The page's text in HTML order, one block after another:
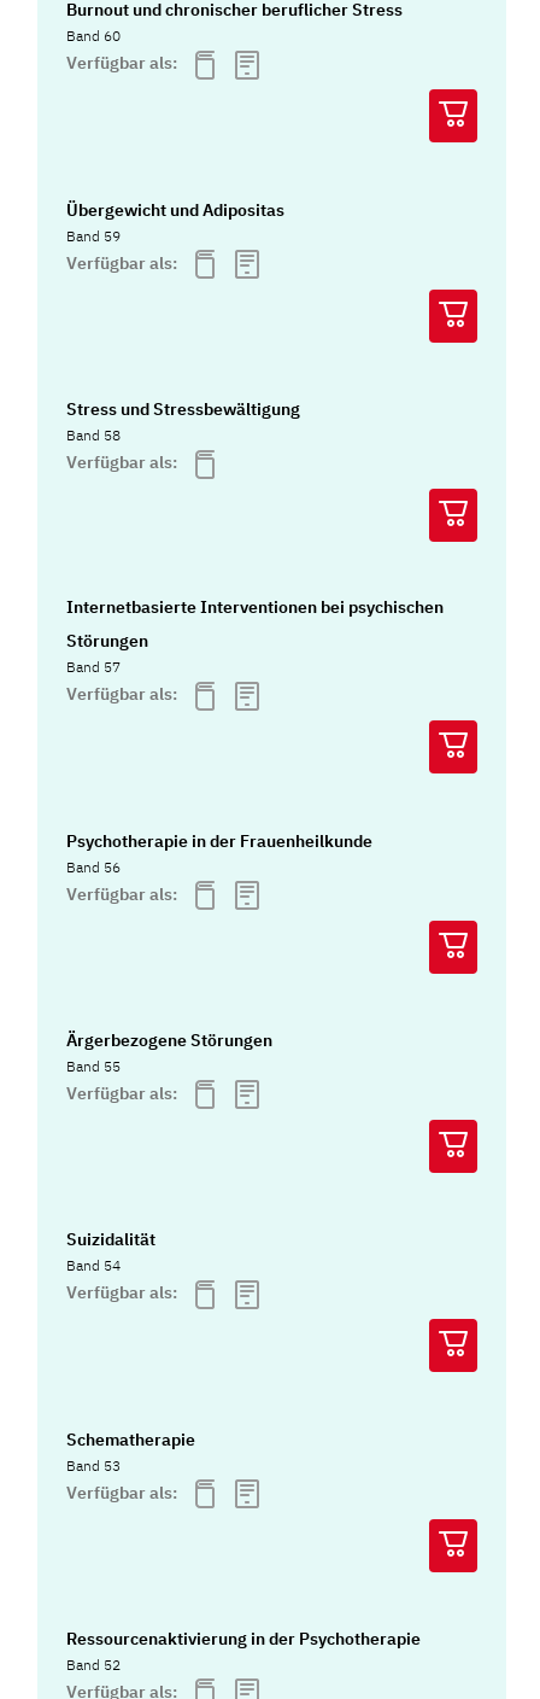
Burnout und chronischer beruflicher Stress
Band 60
Verfügbar als:
Übergewicht und Adipositas
Band 59
Verfügbar als:
Stress und Stressbewältigung
Band 58
Verfügbar als:
Internetbasierte Interventionen bei psychischen
Störungen
Band 57
Verfügbar als:
Psychotherapie in der Frauenheilkunde
Band 56
Verfügbar als:
Ärgerbezogene Störungen
Band 55
Verfügbar als:
Suizidalität
Band 54
Verfügbar als:
Schematherapie
Band 53
Verfügbar als:
Ressourcenaktivierung in der Psychotherapie
Band 52
Verfügbar als: